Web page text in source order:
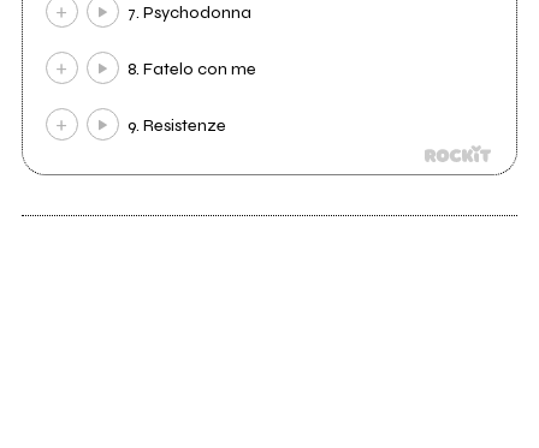
7. Psychodonna
8. Fatelo con me
9. Resistenze